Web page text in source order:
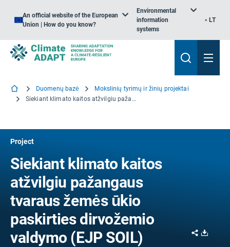
An official website of the European
Union | How do you know?
Environmental
information
systems
LT
Duomenų bazė
Mokslinių tyrimų ir žinių projektai
Siekiant klimato kaitos atžvilgiu pažangaus tvaraus žemės ūkio paskirties dirvožemio valdymo
Project
Siekiant klimato kaitos
atžvilgiu pažangaus
tvaraus žemės ūkio
paskirties dirvožemio
valdymo (EJP SOIL)
Share